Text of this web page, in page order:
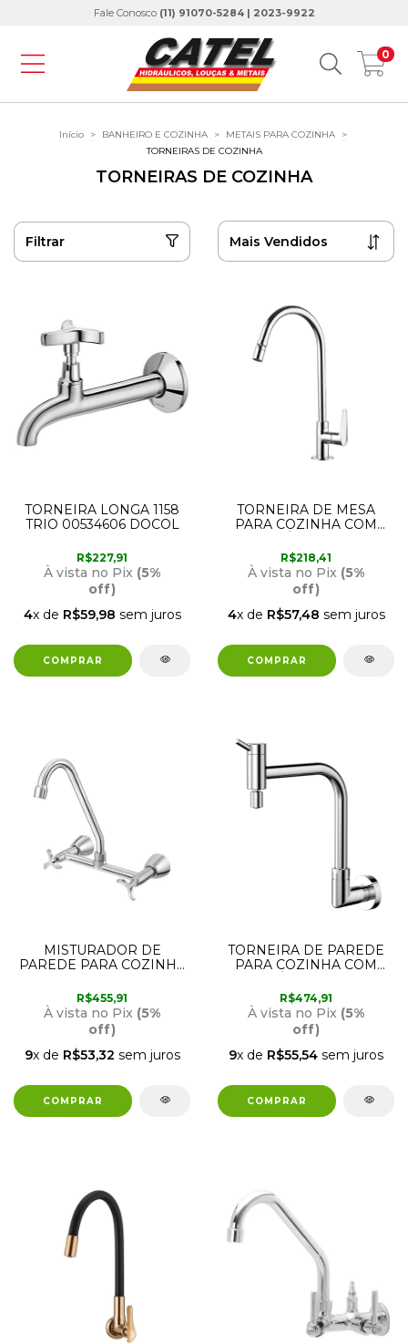
Fale Conosco (11) 91070-5284 | 2023-9922
0
Início > BANHEIRO E COZINHA > METAIS PARA COZINHA
>
TORNEIRAS DE COZINHA
TORNEIRAS DE COZINHA
Filtrar
TORNEIRA LONGA 1158
TRIO 00534606 DOCOL
R$227,91
À vista no Pix (5%
off)
4x de R$59,98 sem juros
TORNEIRA DE MESA
PARA COZINHA COM
LORENZETTI
R$218,41
À vista no Pix (5%
off)
4x de R$57,48 sem juros
MISTURADOR DE
PAREDE PARA COZINHA
90008993006 DOCOL
R$455,91
À vista no Pix (5%
off)
9x de R$53,32 sem juros
TORNEIRA DE PAREDE
PARA COZINHA COM
NOVA LÓGGICA
90011382006 DOCOL
R$474,91
À vista no Pix (5%
off)
9x de R$55,54 sem juros